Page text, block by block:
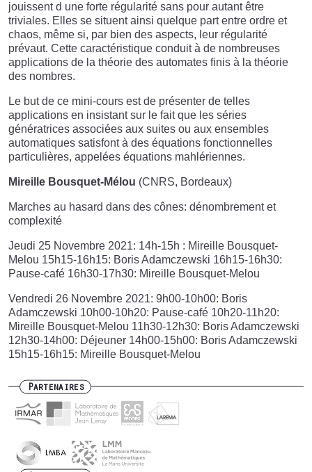
jouissent d une forte régularité sans pour autant être
triviales. Elles se situent ainsi quelque part entre ordre et
chaos, même si, par bien des aspects, leur régularité
prévaut. Cette caractéristique conduit à de nombreuses
applications de la théorie des automates finis à la théorie
des nombres.
Le but de ce mini-cours est de présenter de telles
applications en insistant sur le fait que les séries
génératrices associées aux suites ou aux ensembles
automatiques satisfont à des équations fonctionnelles
particulières, appelées équations mahlériennes.
Mireille Bousquet-Mélou (CNRS, Bordeaux)
Marches au hasard dans des cônes: dénombrement et
complexité
Jeudi 25 Novembre 2021: 14h-15h : Mireille Bousquet-
Melou 15h15-16h15: Boris Adamczewski 16h15-16h30:
Pause-café 16h30-17h30: Mireille Bousquet-Melou
Vendredi 26 Novembre 2021: 9h00-10h00: Boris
Adamczewski 10h00-10h20: Pause-café 10h20-11h20:
Mireille Bousquet-Melou 11h30-12h30: Boris Adamczewski
12h30-14h00: Déjeuner 14h00-15h00: Boris Adamczewski
15h15-16h15: Mireille Bousquet-Melou
Partenaires